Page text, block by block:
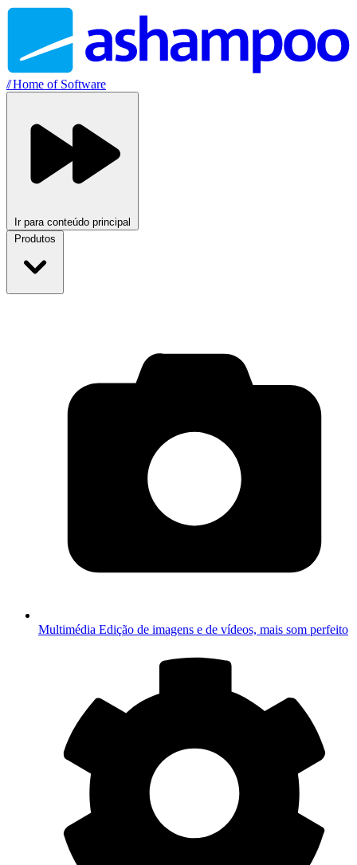
//Home of Software
Ir para conteúdo principal
Produtos
Multimédia Edição de imagens e de vídeos, mais som perfeito